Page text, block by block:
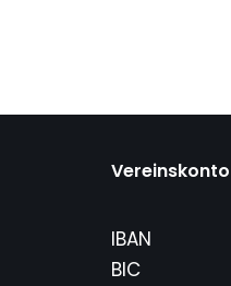
Vereinskonto
IBAN
BIC